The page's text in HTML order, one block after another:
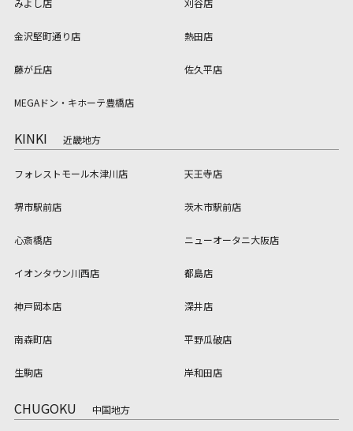
みよし店 刈谷店
金沢堅町通り店 熱田店
藤が丘店 佐久平店
MEGAドン・キホーテ豊橋店
KINKI 近畿地方
フォレストモール木津川店 天王寺店
堺市駅前店 茨木市駅前店
心斎橋店 ニューオータニ大阪店
イオンタウン川西店 都島店
神戸岡本店 深井店
南森町店 平野瓜破店
生駒店 岸和田店
CHUGOKU 中国地方